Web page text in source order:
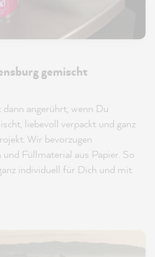
gemischt
angerührt, wenn Du
liebevoll verpackt und ganz
Wir bevorzugen
und Füllmaterial aus Papier. So
individuell für Dich und mit